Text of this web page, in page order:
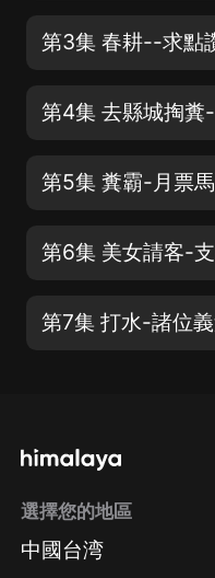
第3集 春耕--求點
第4集 去縣城掏糞
第5集 糞霸-月票馬
第7集 打水-諸位
選擇您的地區
中國台湾